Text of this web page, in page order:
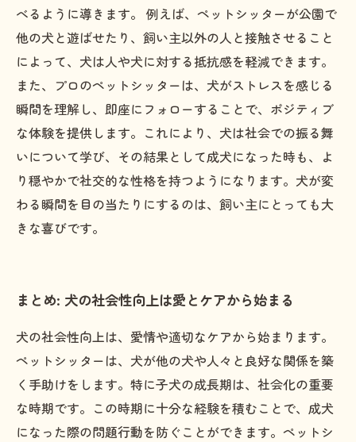
べるように導きます。 例えば、ペットシッターが公園で
他の犬と遊ばせたり、飼い主以外の人と接触させること
によって、犬は人や犬に対する抵抗感を軽減できます。
また、プロのペットシッターは、犬がストレスを感じる
瞬間を理解し、即座にフォローすることで、ポジティブ
な体験を提供します。これにより、犬は社会での振る舞
いについて学び、その結果として成犬になった時も、よ
り穏やかで社交的な性格を持つようになります。犬が変
わる瞬間を目の当たりにするのは、飼い主にとっても大
きな喜びです。
まとめ: 犬の社会性向上は愛とケアから始まる
犬の社会性向上は、愛情や適切なケアから始まります。
ペットシッターは、犬が他の犬や人々と良好な関係を築
く手助けをします。特に子犬の成長期は、社会化の重要
な時期です。この時期に十分な経験を積むことで、成犬
になった際の問題行動を防ぐことができます。ペットシ